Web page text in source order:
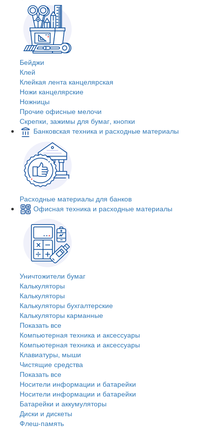
Бейджи
Клей
Клейкая лента канцелярская
Ножи канцелярские
Ножницы
Прочие офисные мелочи
Скрепки, зажимы для бумаг, кнопки
Банковская техника и расходные материалы
Расходные материалы для банков
Офисная техника и расходные материалы
Уничтожители бумаг
Калькуляторы
Калькуляторы
Калькуляторы бухгалтерские
Калькуляторы карманные
Показать все
Компьютерная техника и аксессуары
Компьютерная техника и аксессуары
Клавиатуры, мыши
Чистящие средства
Показать все
Носители информации и батарейки
Носители информации и батарейки
Батарейки и аккумуляторы
Диски и дискеты
Флеш-память